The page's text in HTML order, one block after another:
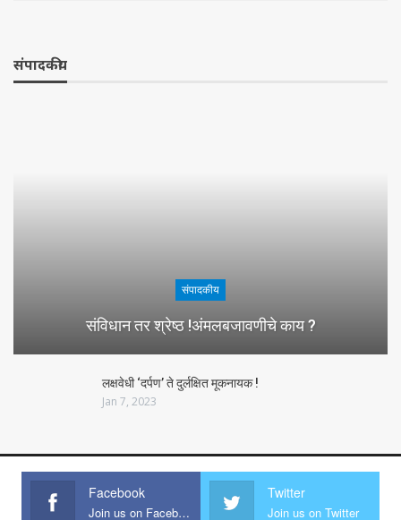
संपादकीय
संपादकीय
संविधान तर श्रेष्ठ !अंमलबजावणीचे काय ?
लक्षवेधी ‘दर्पण’ ते दुर्लक्षित मूकनायक !
Jan 7, 2023
Facebook
Join us on Facebook
Twitter
Join us on Twitter